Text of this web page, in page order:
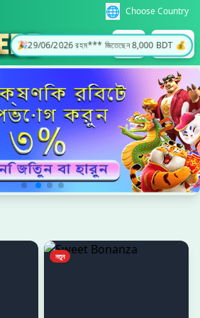
🌐 Choose Country
লগইন রেজিস্টার
নতুন
🎉29/06/2026 রহমা*** বোনাস পেয়েছেন 600 BDT ✨